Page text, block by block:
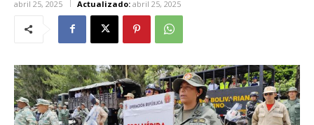
abril 25, 2025 Actualizado: abril 25, 2025